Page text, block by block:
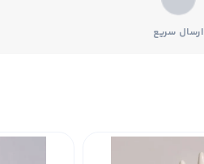
ارسال سریع